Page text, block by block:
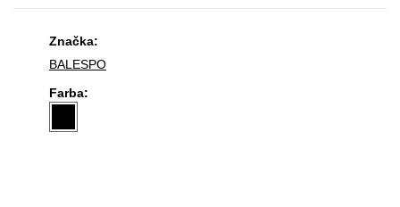
Značka:
BALESPO
Farba: